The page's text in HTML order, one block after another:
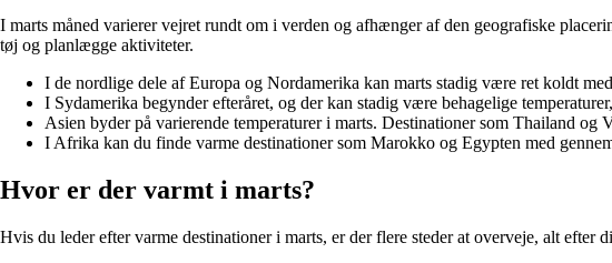
I marts måned varierer vejret rundt om i verden og afhænger af den geografiske
tøj og planlægge aktiviteter.
I de nordlige dele af Europa og Nordamerika kan marts stadig være ret koldt
I Sydamerika begynder efteråret, og der kan stadig være behagelige
Asien byder på varierende temperaturer i marts. Destinationer som Thailand
I Afrika kan du finde varme destinationer som Marokko og Egypten med
Hvor er der varmt i marts?
Hvis du leder efter varme destinationer i marts, er der flere steder at overveje, alt efter